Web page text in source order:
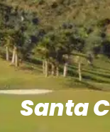
Santa